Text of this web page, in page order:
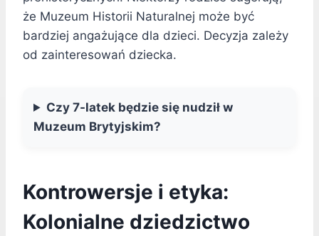
że Muzeum Historii Naturalnej może być
bardziej angażujące dla dzieci. Decyzja zależy
od zainteresowań dziecka.
Czy 7-latek będzie się nudził w
Muzeum Brytyjskim?
Kontrowersje i etyka:
Kolonialne dziedzictwo